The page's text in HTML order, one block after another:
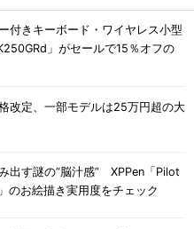
付きキーボード・ワイヤレス小型
」がセールで15％オフの
改定、一部モデルは25万円超の大
出す謎の“脳汁感” XPPen「Pilot
のお絵描き実用度をチェック